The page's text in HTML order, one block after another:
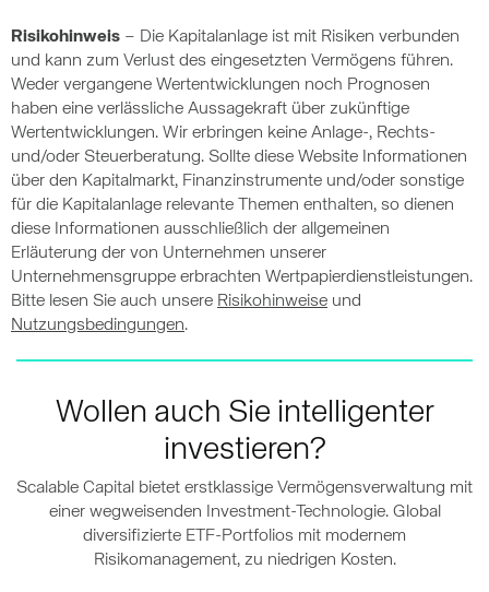
Risikohinweis – Die Kapitalanlage ist mit Risiken verbunden
und kann zum Verlust des eingesetzten Vermögens führen.
Weder vergangene Wertentwicklungen noch Prognosen
haben eine verlässliche Aussagekraft über zukünftige
Wertentwicklungen. Wir erbringen keine Anlage-, Rechts-
und/oder Steuerberatung. Sollte diese Website Informationen
über den Kapitalmarkt, Finanzinstrumente und/oder sonstige
für die Kapitalanlage relevante Themen enthalten, so dienen
diese Informationen ausschließlich der allgemeinen
Erläuterung der von Unternehmen unserer
Unternehmensgruppe erbrachten Wertpapierdienstleistungen.
Bitte lesen Sie auch unsere Risikohinweise und
Nutzungsbedingungen.
Wollen auch Sie intelligenter
investieren?
Scalable Capital bietet erstklassige Vermögensverwaltung mit
einer wegweisenden Investment-Technologie. Global
diversifizierte ETF-Portfolios mit modernem
Risikomanagement, zu niedrigen Kosten.